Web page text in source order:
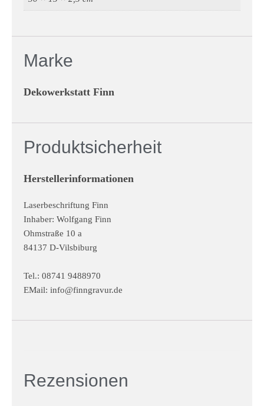
Marke
Dekowerkstatt Finn
Produktsicherheit
Herstellerinformationen
Laserbeschriftung Finn
Inhaber: Wolfgang Finn
Ohmstraße 10 a
84137 D-Vilsbiburg
Tel.: 08741 9488970
EMail: info@finngravur.de
Rezensionen